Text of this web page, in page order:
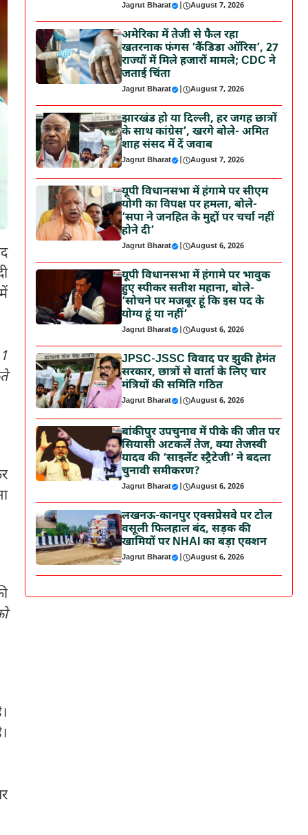
Jagrut Bharat | August 7, 2026
अमेरिका में तेजी से फैल रहा
खतरनाक फंगस ‘कैंडिडा ऑरिस’, 27
राज्यों में मिले हजारों मामले; CDC ने
जताई चिंता
Jagrut Bharat | August 7, 2026
झारखंड हो या दिल्ली, हर जगह छात्रों
के साथ कांग्रेस’, खरगे बोले- अमित
शाह संसद में दें जवाब
Jagrut Bharat | August 7, 2026
यूपी विधानसभा में हंगामे पर सीएम
योगी का विपक्ष पर हमला, बोले-
‘सपा ने जनहित के मुद्दों पर चर्चा नहीं
होने दी’
Jagrut Bharat | August 6, 2026
यूपी विधानसभा में हंगामे पर भावुक
हुए स्पीकर सतीश महाना, बोले-
‘सोचने पर मजबूर हूं कि इस पद के
योग्य हूं या नहीं’
Jagrut Bharat | August 6, 2026
JPSC-JSSC विवाद पर झुकी हेमंत
सरकार, छात्रों से वार्ता के लिए चार
मंत्रियों की समिति गठित
Jagrut Bharat | August 6, 2026
बांकीपुर उपचुनाव में पीके की जीत पर
सियासी अटकलें तेज, क्या तेजस्वी
यादव की ‘साइलेंट स्ट्रैटेजी’ ने बदला
चुनावी समीकरण?
Jagrut Bharat | August 6, 2026
लखनऊ-कानपुर एक्सप्रेसवे पर टोल
वसूली फिलहाल बंद, सड़क की
खामियों पर NHAI का बड़ा एक्शन
Jagrut Bharat | August 6, 2026